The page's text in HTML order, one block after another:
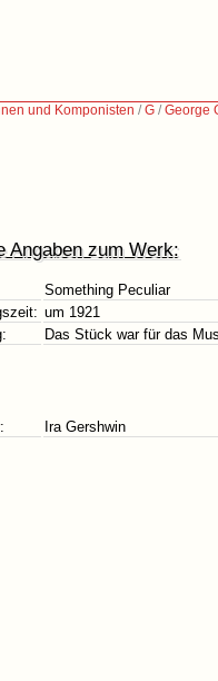
und Komponisten /G /George
Angaben zum Werk:
Something Peculiar
um 1921
Das Stück war für das
Ira Gershwin